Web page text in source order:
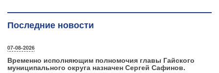
Последние новости
07-08-2026
Временно исполняющим полномочия главы Гайского
муниципального округа назначен Сергей Сафинов.